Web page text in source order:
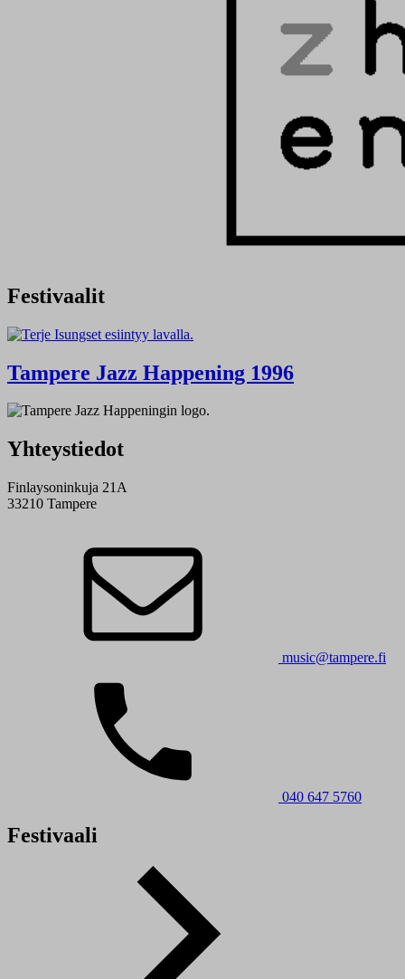
Festivaalit
Tampere Jazz Happening 1996
Yhteystiedot
Finlaysoninkuja 21A
33210 Tampere
music@tampere.fi
040 647 5760
Festivaali